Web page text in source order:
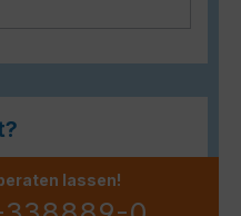
lassen!